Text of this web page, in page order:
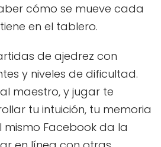
cómo se mueve cada
en el tablero.
de ajedrez con
y niveles de dificultad.
maestro, y jugar te
tu intuición, tu memoria
mismo Facebook da la